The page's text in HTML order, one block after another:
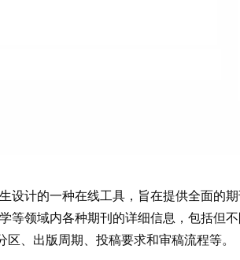
设计的一种在线工具，旨在提供全面的
领域内各种期刊的详细信息，包括但
、出版周期、投稿要求和审稿流程等。